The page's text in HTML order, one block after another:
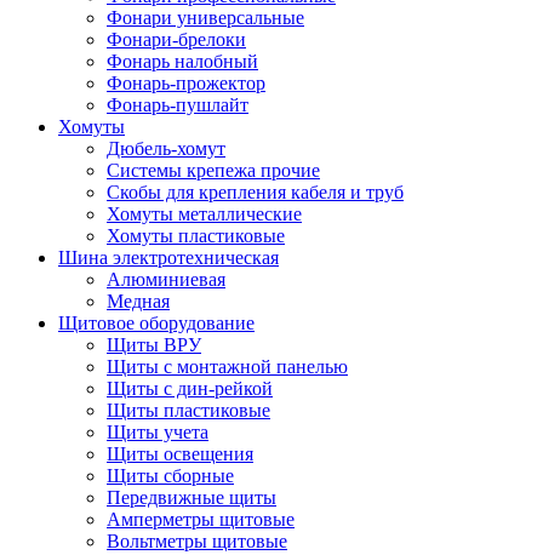
Фонари универсальные
Фонари-брелоки
Фонарь налобный
Фонарь-прожектор
Фонарь-пушлайт
Хомуты
Дюбель-хомут
Системы крепежа прочие
Скобы для крепления кабеля и труб
Хомуты металлические
Хомуты пластиковые
Шина электротехническая
Алюминиевая
Медная
Щитовое оборудование
Щиты ВРУ
Щиты с монтажной панелью
Щиты с дин-рейкой
Щиты пластиковые
Щиты учета
Щиты освещения
Щиты сборные
Передвижные щиты
Амперметры щитовые
Вольтметры щитовые